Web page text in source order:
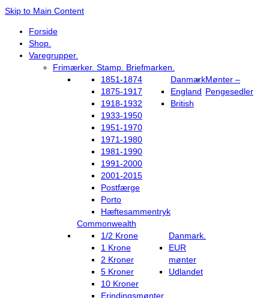
Skip to Main Content
Forside
Shop.
Varegrupper.
Frimærker. Stamp. Briefmarken.
Danmark
1851-1874
1875-1917
1918-1932
1933-1950
1951-1970
1971-1980
1981-1990
1991-2000
2001-2015
Postfærge
Porto
Hæftesammentryk
England
British
Commonwealth
Mønter –
Pengesedler
Danmark.
1/2 Krone
1 Krone
2 Kroner
5 Kroner
10 Kroner
Erindingsmønter
EUR
mønter
Udlandet